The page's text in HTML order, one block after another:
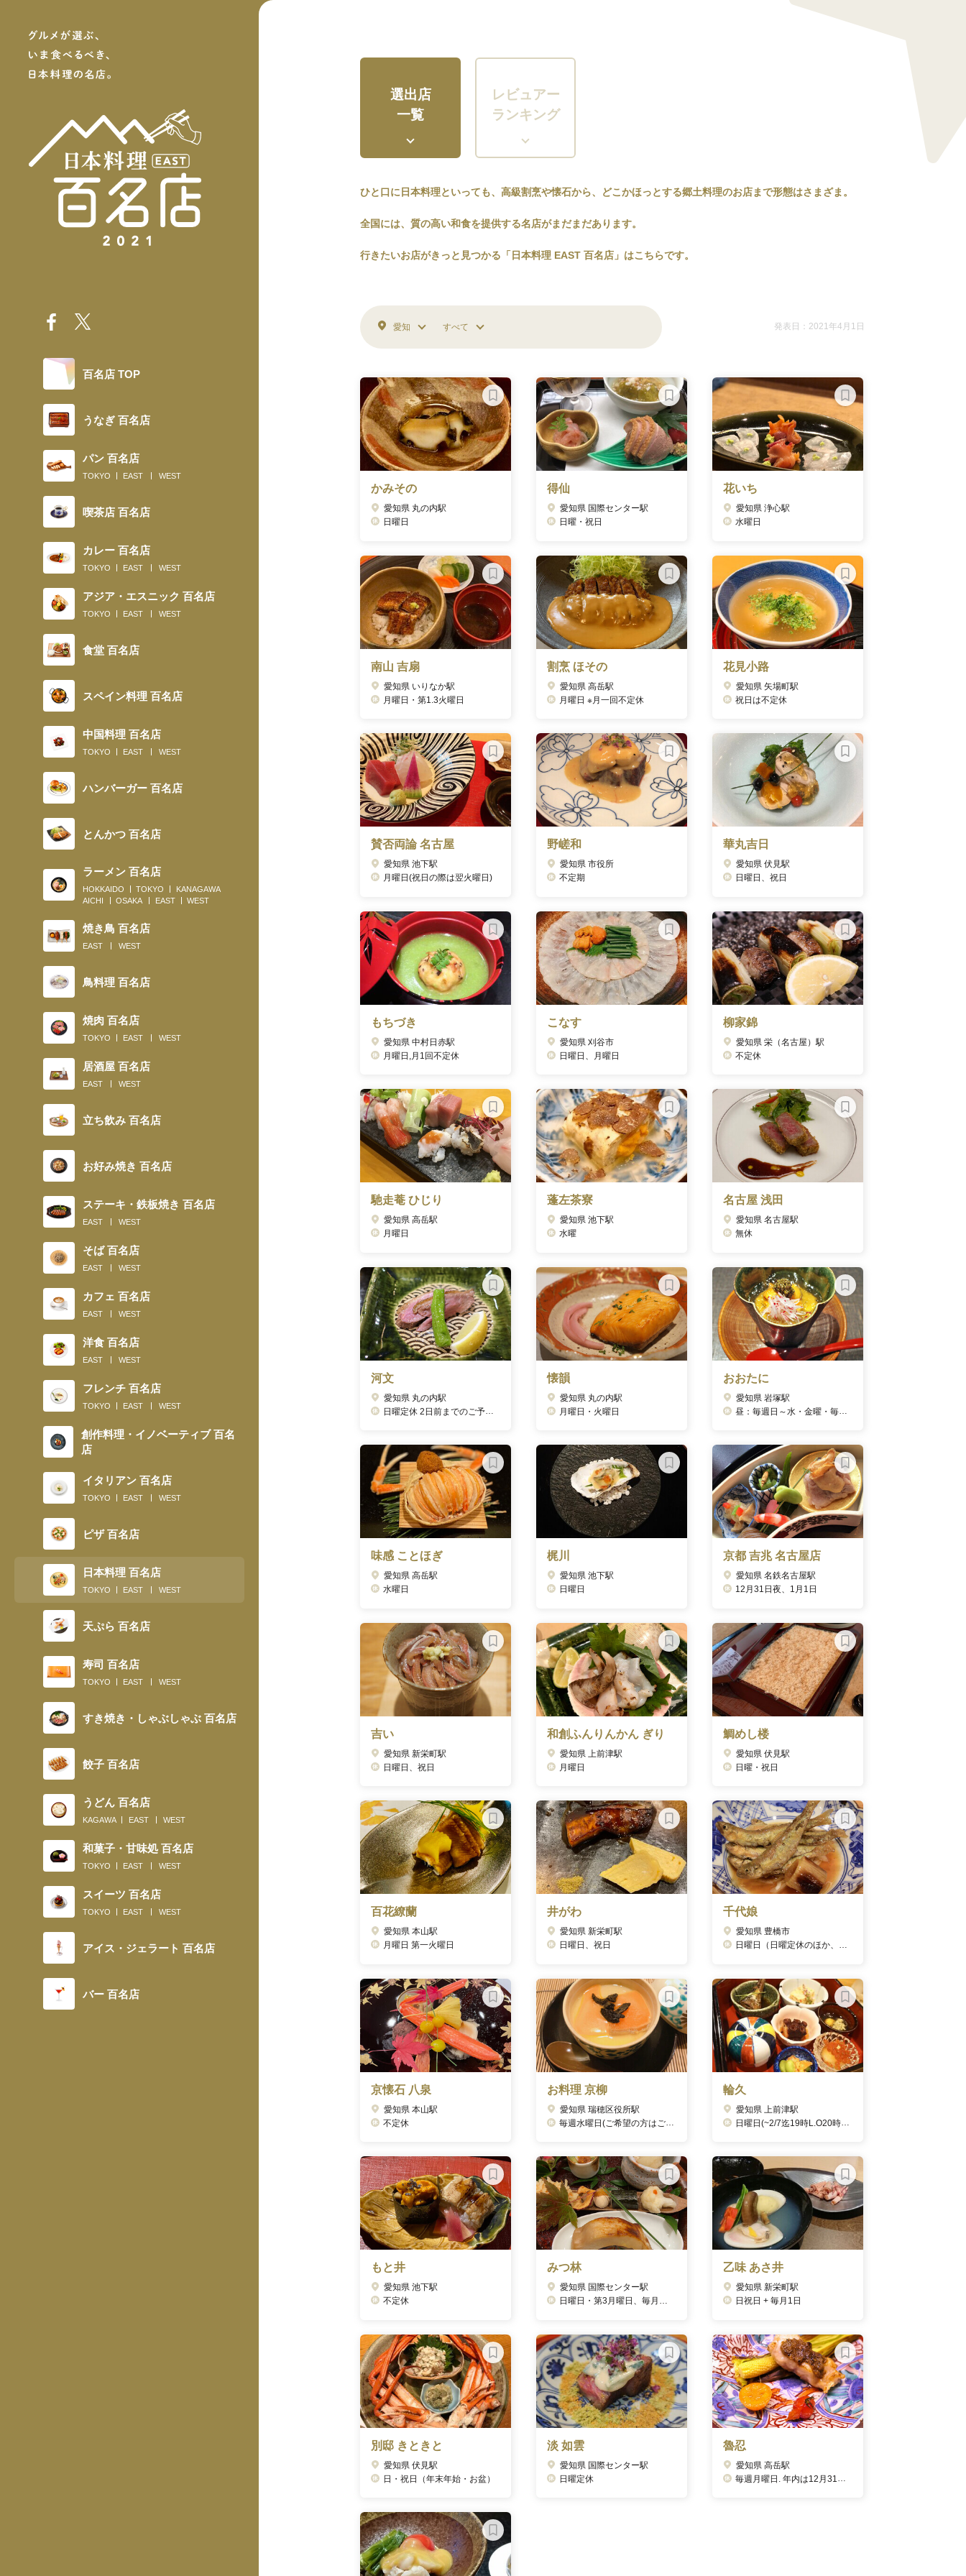
百名店 TOP
うなぎ 百名店
パン 百名店
TOKYO EAST WEST
喫茶店 百名店
カレー 百名店
TOKYO EAST WEST
アジア・エスニック 百名店
TOKYO EAST WEST
食堂 百名店
スペイン料理 百名店
中国料理 百名店
TOKYO EAST WEST
ハンバーガー 百名店
とんかつ 百名店
ラーメン 百名店
HOKKAIDO TOKYO
KANAGAWA
AICHI
OSAKA EAST WEST
焼き鳥 百名店
EAST WEST
鳥料理 百名店
焼肉 百名店
TOKYO EAST WEST
居酒屋 百名店
EAST WEST
立ち飲み 百名店
お好み焼き 百名店
ステーキ・鉄板焼き 百名店
EAST WEST
そば 百名店
EAST WEST
カフェ 百名店
EAST WEST
洋食 百名店
EAST WEST
フレンチ 百名店
TOKYO EAST WEST
創作料理・イノベーティブ 百名
店
イタリアン 百名店
TOKYO EAST WEST
ピザ 百名店
日本料理 百名店
TOKYO EAST WEST
天ぷら 百名店
寿司 百名店
TOKYO EAST WEST
すき焼き・しゃぶしゃぶ 百名店
餃子 百名店
うどん 百名店
KAGAWA EAST WEST
和菓子・甘味処 百名店
TOKYO EAST WEST
スイーツ 百名店
TOKYO EAST WEST
アイス・ジェラート 百名店
バー 百名店
選出店
一覧
レビュアー
ランキング
ひと口に日本料理といっても、高級割烹や懐石から、どこかほっとする郷土料理のお店まで形態はさまざま。
全国には、質の高い和食を提供する名店がまだまだあります。
行きたいお店がきっと見つかる「日本料理 EAST 百名店」はこちらです。
愛知 すべて 発表日：2021年4月1日
かみその
愛知県 丸の内駅
日曜日
得仙
愛知県 国際センター駅
日曜・祝日
花いち
愛知県 浄心駅
水曜日
南山 吉扇
愛知県 いりなか駅
月曜日・第1.3火曜日
割烹 ほその
愛知県 高岳駅
月曜日 ※月一回不定休
花見小路
愛知県 矢場町駅
祝日は不定休
賛否両論 名古屋
愛知県 池下駅
月曜日(祝日の際は翌火曜日)
野嵯和
愛知県 市役所
不定期
華丸吉日
愛知県 伏見駅
日曜日、祝日
もちづき
愛知県 中村日赤駅
月曜日,月1回不定休
こなす
愛知県 刈谷市
日曜日、月曜日
柳家錦
愛知県 栄（名古屋）駅
不定休
馳走菴 ひじり
愛知県 高岳駅
月曜日
蓬左茶寮
愛知県 池下駅
水曜
名古屋 浅田
愛知県 名古屋駅
無休
河文
愛知県 丸の内駅
日曜定休 2日前までのご予約のみの営業とさせていただきます。
懐韻
愛知県 丸の内駅
月曜日・火曜日
おおたに
愛知県 岩塚駅
昼：毎週日～水・金曜・毎月1日、夜：毎週日曜
味感 ことほぎ
愛知県 高岳駅
水曜日
梶川
愛知県 池下駅
日曜日
京都 吉兆 名古屋店
愛知県 名鉄名古屋駅
12月31日夜、1月1日
吉い
愛知県 新栄町駅
日曜日、祝日
和創ふんりんかん ぎり
愛知県 上前津駅
月曜日
鯛めし楼
愛知県 伏見駅
日曜・祝日
百花繚蘭
愛知県 本山駅
月曜日 第一火曜日
井がわ
愛知県 新栄町駅
日曜日、祝日
千代娘
愛知県 豊橋市
日曜日（日曜定休のほか、休業日は2月8日/22日/23日、3月8日/22日、4月5日/19日、5月3日/4日/5日/24日、6月14日/18日 (7月以降は下記に記載)）
京懐石 八泉
愛知県 本山駅
不定休
お料理 京柳
愛知県 瑞穂区役所駅
毎週水曜日(ご希望の方はご相談ください) 月一度不定休
輪久
愛知県 上前津駅
日曜日(~2/7迄19時L.O20時閉店)
もと井
愛知県 池下駅
不定休
みつ林
愛知県 国際センター駅
日曜日・第3月曜日、毎月末ディナータイム(献立変更の準備のため）
乙味 あさ井
愛知県 新栄町駅
日祝日 + 毎月1日
別邸 きときと
愛知県 伏見駅
日・祝日（年末年始・お盆）
淡 如雲
愛知県 国際センター駅
日曜定休
魯忍
愛知県 高岳駅
毎週月曜日. 年内は12月31日まで営業